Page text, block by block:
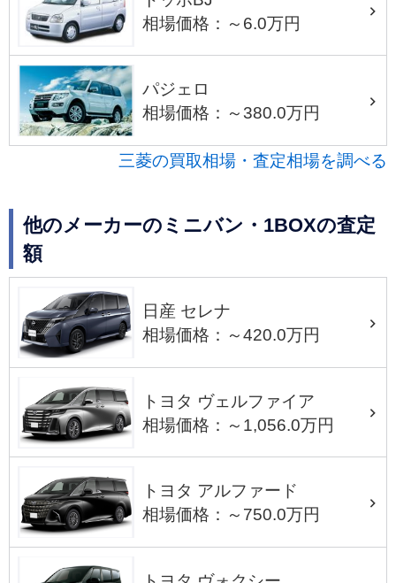
相場価格：～6.0万円
パジェロ
相場価格：～380.0万円
三菱の買取相場・査定相場を調べる
他のメーカーのミニバン・1BOXの査定
額
日産 セレナ
相場価格：～420.0万円
トヨタ ヴェルファイア
相場価格：～1,056.0万円
トヨタ アルファード
相場価格：～750.0万円